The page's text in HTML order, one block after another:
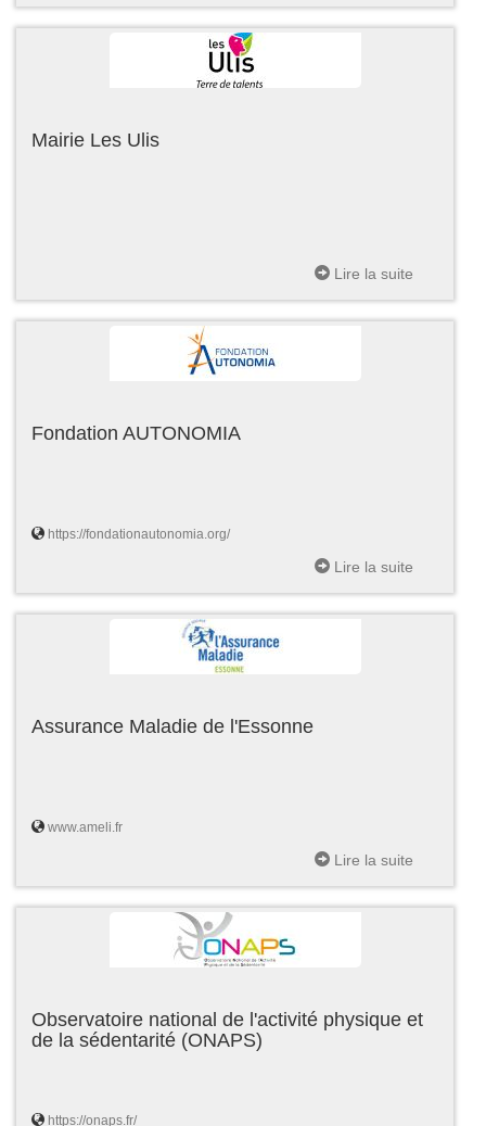
Mairie Les Ulis
Lire la suite
Fondation AUTONOMIA
https://fondationautonomia.org/
Lire la suite
Assurance Maladie de l'Essonne
www.ameli.fr
Lire la suite
Observatoire national de l'activité physique et
de la sédentarité (ONAPS)
https://onaps.fr/